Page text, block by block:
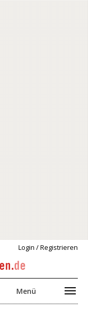
Login / Registrieren
Menü